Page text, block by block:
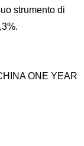
strumento di